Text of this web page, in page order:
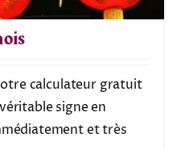
calculateur gratuit
signe en
et très